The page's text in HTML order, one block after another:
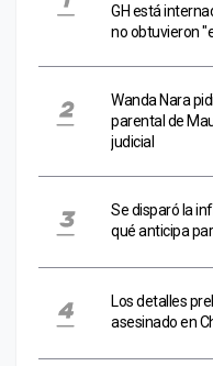
GH está
no obtuvieron
Wanda Nara
parental de
judicial
Se disparó la
qué anticipa
Los detalles
asesinado en